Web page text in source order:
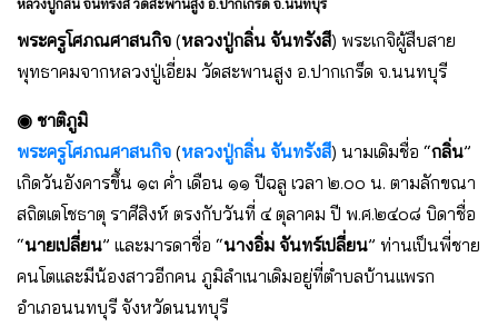
หลวงปู่กลิ่น จันทรังสี วัดสะพานสูง อ.ปากเกร็ด จ.นนทบุรี
พระครูโศภณศาสนกิจ (หลวงปู่กลิ่น จันทรังสี) พระเกจิผู้สืบสาย
พุทธาคมจากหลวงปู่เอี่ยม วัดสะพานสูง อ.ปากเกร็ด จ.นนทบุรี
◉ ชาติภูมิ
พระครูโศภณศาสนกิจ (หลวงปู่กลิ่น จันทรังสี) นามเดิมชื่อ “กลิ่น”
เกิดวันอังคารขึ้น ๑๓ ค่ำ เดือน ๑๑ ปีฉลู เวลา ๒.๐๐ น. ตามลักขณา
สถิตเตโชธาตุ ราศีสิงห์ ตรงกับวันที่ ๔ ตุลาคม ปี พ.ศ.๒๔๐๘ บิดาชื่อ
“นายเปลี่ยน” และมารดาชื่อ “นางอิ่ม จันทร์เปลี่ยน” ท่านเป็นพี่ชาย
คนโตเเละมีน้องสาวอีกคน ภูมิลำเนาเดิมอยู่ที่ตำบลบ้านเเพรก
อำเภอนนทบุรี จังหวัดนนทบุรี